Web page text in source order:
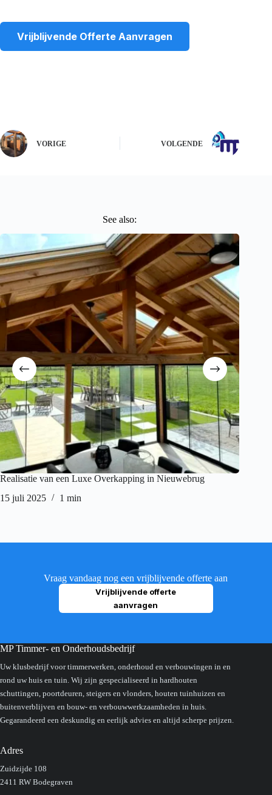
Vrijblijvende Offerte Aanvragen
VORIGE VOLGENDE
See also:
Realisatie van een Luxe Overkapping in Nieuwebrug
15 juli 2025
1 min
Vraag vandaag nog een vrijblijvende offerte aan
Vrijblijvende offerte
aanvragen
MP Timmer- en Onderhoudsbedrijf
Uw klusbedrijf voor timmerwerken, onderhoud en verbouwingen in en
rond uw huis en tuin. Wij zijn gespecialiseerd in hardhouten
schuttingen, poortdeuren, steigers en vlonders, houten tuinhuizen en
buitenverblijven en bouw- en verbouwwerkzaamheden in huis.
Gegarandeerd een deskundig en eerlijk advies en altijd scherpe prijzen.
Adres
Zuidzijde 108
2411 RW Bodegraven